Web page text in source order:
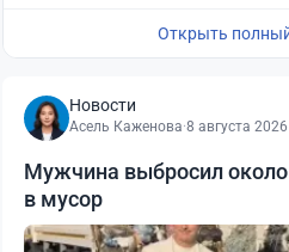
Открыть
Новости
Асель Каженова·8 августа
Мужчина выбросил
в мусор